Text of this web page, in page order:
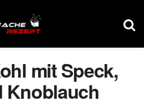
mit Speck,
Knoblauch